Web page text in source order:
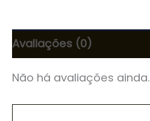
Avaliações (0)
Não há avaliações ainda.